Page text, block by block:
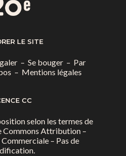
LE SITE
– Se bouger – Par
– Mentions légales
CC
selon les termes de
Commons Attribution –
– Pas de